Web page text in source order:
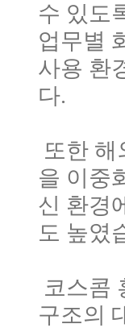
수 있도
업무별
사용 환
다.
또한 해
을 이 중
신 환경
도 높였
코스콤
구조의